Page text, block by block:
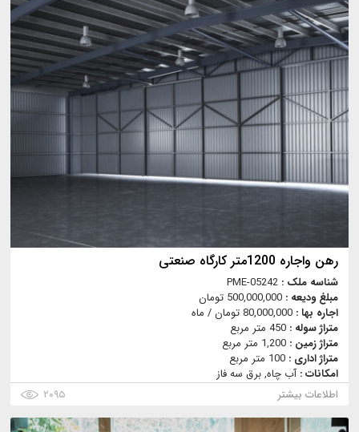
رهن واجاره 1200متر کارگاه صنعتی
شناسه ملک : PME-05242
مبلغ ودیعه : 500,000,000 تومان
اجاره بها : 80,000,000 تومان / ماه
متراژ سوله : 450 متر مربع
متراژ زمین : 1,200 متر مربع
متراژ اداری : 100 متر مربع
امکانات :آب چاه, برق سه فاز
اطلاعات بیشتر
۲۰۹۵